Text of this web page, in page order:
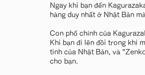
Ngay khi bạn đến
hàng duy nhất ở Nhật Bản
Con phố chính của
Khi bạn đi lên đồi trong khi
tinh của Nhật Bản, và
cho bạn.